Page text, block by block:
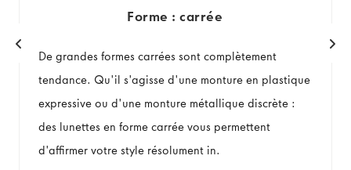
Forme : carrée
De grandes formes carrées sont complètement
tendance. Qu'il s'agisse d'une monture en plastique
expressive ou d'une monture métallique discrète :
des lunettes en forme carrée vous permettent
d'affirmer votre style résolument in.